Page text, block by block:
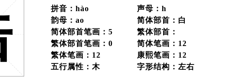
拼音：hào
韵母：ao
简体部首笔画：5
繁体部首笔画：0
繁体笔画：12
五行属性：木
声母：h
简体部首：白
繁体部首：
简体笔画：12
康熙笔画：12
字形结构：左右